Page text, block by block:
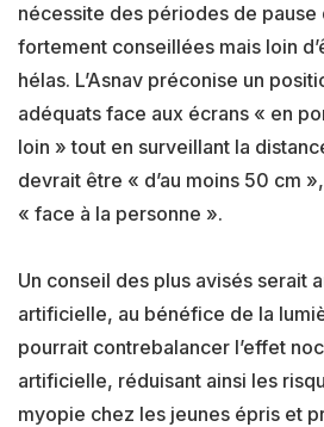
nécessite des périodes de pause
fortement conseillées mais loin
hélas. L’Asnav préconise un
adéquats face aux écrans « en
loin » tout en surveillant la
devrait être « d’au moins 50 cm
« face à la personne ».
Un conseil des plus avisés serait
artificielle, au bénéfice de la
pourrait contrebalancer l’effet
artificielle, réduisant ainsi les
myopie chez les jeunes épris et